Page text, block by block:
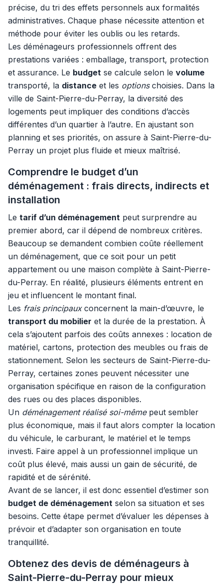
précise, du tri des effets personnels aux formalités
administratives. Chaque phase nécessite attention et
méthode pour éviter les oublis ou les retards.
Les déménageurs professionnels offrent des
prestations variées : emballage, transport, protection
et assurance. Le budget se calcule selon le volume
transporté, la distance et les optionschoisies. Dans la
ville de Saint-Pierre-du-Perray, la diversité des
logements peut impliquer des conditions d’accès
différentes d’un quartier à l’autre. En ajustant son
planning et ses priorités, on assure à Saint-Pierre-du-
Perray un projet plus fluide et mieux maîtrisé.
Comprendre le budget d’un
déménagement : frais directs, indirects et
installation
Le tarif d’un déménagement peut surprendre au
premier abord, car il dépend de nombreux critères.
Beaucoup se demandent combien coûte réellement
un déménagement, que ce soit pour un petit
appartement ou une maison complète à Saint-Pierre-
du-Perray. En réalité, plusieurs éléments entrent en
jeu et influencent le montant final.
Les frais principauxconcernent la main-d’œuvre, le
transport du mobilier et la durée de la prestation. À
cela s’ajoutent parfois des coûts annexes : location de
matériel, cartons, protection des meubles ou frais de
stationnement. Selon les secteurs de Saint-Pierre-du-
Perray, certaines zones peuvent nécessiter une
organisation spécifique en raison de la configuration
des rues ou des places disponibles.
Un déménagement réalisé soi-mêmepeut sembler
plus économique, mais il faut alors compter la location
du véhicule, le carburant, le matériel et le temps
investi. Faire appel à un professionnel implique un
coût plus élevé, mais aussi un gain de sécurité, de
rapidité et de sérénité.
Avant de se lancer, il est donc essentiel d’estimer son
budget de déménagement selon sa situation et ses
besoins. Cette étape permet d’évaluer les dépenses à
prévoir et d’adapter son organisation en toute
tranquillité.
Obtenez des devis de déménageurs à
Saint-Pierre-du-Perray pour mieux